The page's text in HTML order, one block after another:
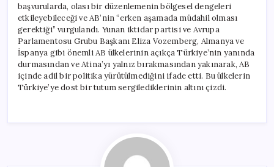
başvurularda, olası bir düzenlemenin bölgesel dengeleri
etkileyebileceği ve AB’nin “erken aşamada müdahil olması
gerektiği” vurgulandı. Yunan iktidar partisi ve Avrupa
Parlamentosu Grubu Başkanı Eliza Vozemberg, Almanya ve
İspanya gibi önemli AB ülkelerinin açıkça Türkiye’nin yanında
durmasından ve Atina’yı yalnız bırakmasından yakınarak, AB
içinde adil bir politika yürütülmediğini ifade etti. Bu ülkelerin
Türkiye’ye dost bir tutum sergilediklerinin altını çizdi.